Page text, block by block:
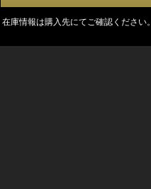
在庫情報は購入先にてご確認ください。